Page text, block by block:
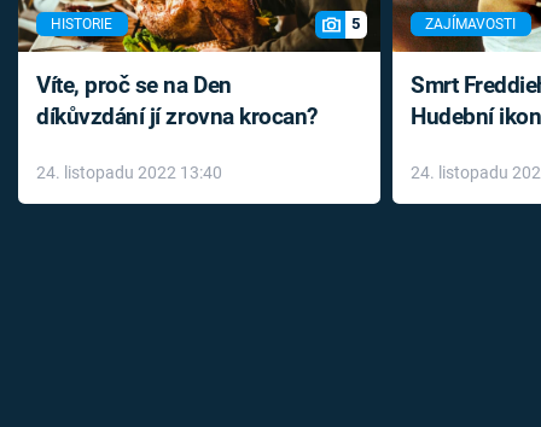
HISTORIE 5
Víte, proč se na Den
díkůvzdání jí zrovna krocan?
24. listopadu 2022 13:40
ZAJÍMAVOSTI
Smrt
Hudební
léky
24. listopadu